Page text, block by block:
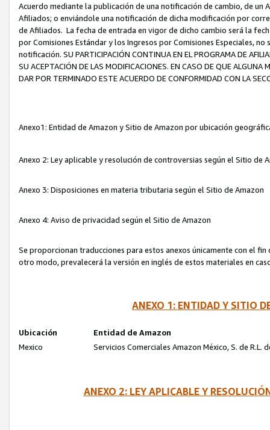
Acuerdo mediante la publicación de una notificación de cambio, de
Afiliados; o enviándole una notificación de dicha modificación por
de Afiliados. La fecha de entrada en vigor de dicho cambio será la
por Comisiones Estándar y los Ingresos por Comisiones Especiales,
notificación. SU PARTICIPACIÓN CONTINUA EN EL PROGRAMA DE
SU ACEPTACIÓN DE LAS MODIFICACIONES. EN CASO DE QUE ALGUNA
DAR POR TERMINADO ESTE ACUERDO DE CONFORMIDAD CON LA
Anexo1: Entidad de Amazon y Sitio de Amazon por ubicación
Anexo 2: Ley aplicable y resolución de controversias según el Sitio de
Anexo 3: Disposiciones en materia tributaria según el Sitio de Amazon
Anexo 4: Aviso de privacidad según el Sitio de Amazon
Se proporcionan traducciones para estos anexos únicamente con el
otro modo, prevalecerá la versión en inglés de estos materiales en
ANEXO 1: ENTIDAD Y SITIO
Ubicación
Entidad de Amazon
Mexico
Servicios Comerciales Amazon México, S. de R.L.
ANEXO 2: LEY APLICABLE Y